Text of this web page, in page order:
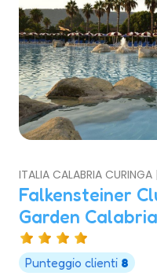
ITALIA CALABRIA
Falkensteiner
Garden Calabria
Punteggio clienti 8